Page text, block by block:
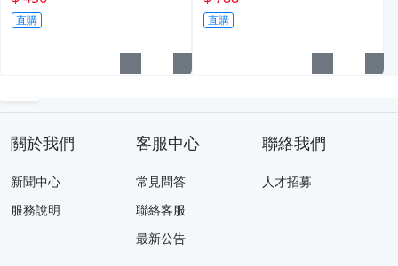
直購 直購
關於我們
新聞中心
服務說明
客服中心
常見問答
聯絡客服
最新公告
聯絡我們
人才招募